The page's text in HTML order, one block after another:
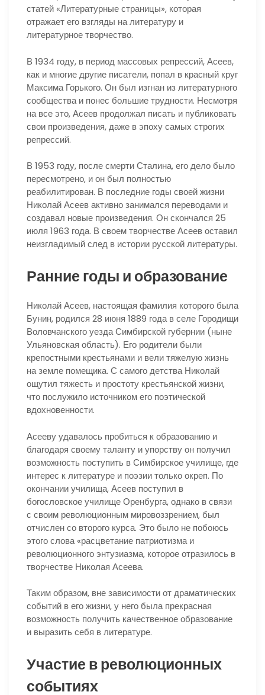
статей «Литературные страницы», которая
отражает его взгляды на литературу и
литературное творчество.
В 1934 году, в период массовых репрессий, Асеев,
как и многие другие писатели, попал в красный круг
Максима Горького. Он был изгнан из литературного
сообщества и понес большие трудности. Несмотря
на все это, Асеев продолжал писать и публиковать
свои произведения, даже в эпоху самых строгих
репрессий.
В 1953 году, после смерти Сталина, его дело было
пересмотрено, и он был полностью
реабилитирован. В последние годы своей жизни
Николай Асеев активно занимался переводами и
создавал новые произведения. Он скончался 25
июля 1963 года. В своем творчестве Асеев оставил
неизгладимый след в истории русской литературы.
Ранние годы и образование
Николай Асеев, настоящая фамилия которого была
Бунин, родился 28 июня 1889 года в селе Городищи
Воловчанского уезда Симбирской губернии (ныне
Ульяновская область). Его родители были
крепостными крестьянами и вели тяжелую жизнь
на земле помещика. С самого детства Николай
ощутил тяжесть и простоту крестьянской жизни,
что послужило источником его поэтической
вдохновенности.
Асееву удавалось пробиться к образованию и
благодаря своему таланту и упорству он получил
возможность поступить в Симбирское училище, где
интерес к литературе и поэзии только окреп. По
окончании училища, Асеев поступил в
богословское училище Оренбурга, однако в связи
с своим революционным мировоззрением, был
отчислен со второго курса. Это было не побоюсь
этого слова «расцветание патриотизма и
революционного энтузиазма, которое отразилось в
творчестве Николая Асеева.
Таким образом, вне зависимости от драматических
событий в его жизни, у него была прекрасная
возможность получить качественное образование
и выразить себя в литературе.
Участие в революционных
событиях